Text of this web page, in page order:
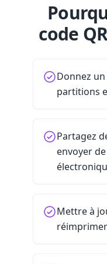
code
Donnez
partitions
Partagez
envoyer
Mettre à